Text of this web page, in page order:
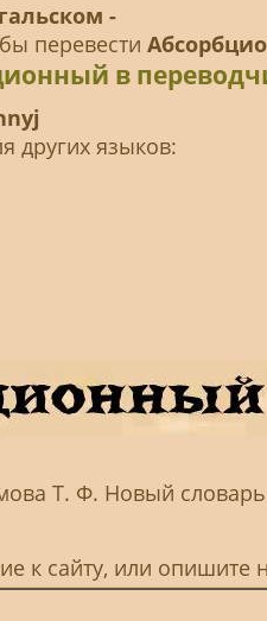
-
перевести
в
других языков:
Т. Ф. Новый словарь
к сайту, или